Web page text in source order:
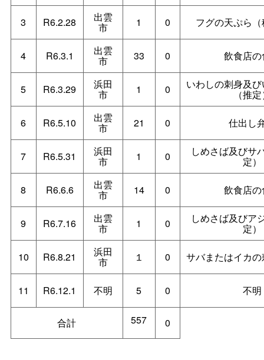
3 R6.2.28 出雲
市 1 0 フグの天ぷら
4 R6.3.1 出雲
市 33 0 飲食店
5 R6.3.29 浜田
市 1 0 いわしの刺身及
（推
6 R6.5.10 出雲
市 21 0 仕出し
7 R6.5.31 浜田
市 1 0 しめさば及びサ
定）
8 R6.6.6 出雲
市 14 0 飲食店
9 R6.7.16 出雲
市 1 0 しめさば及びア
定）
10 R6.8.21 浜田
市 １ 0 サバまたはイカ
11 R6.12.1 不明 5 0 不明
合計 557 0